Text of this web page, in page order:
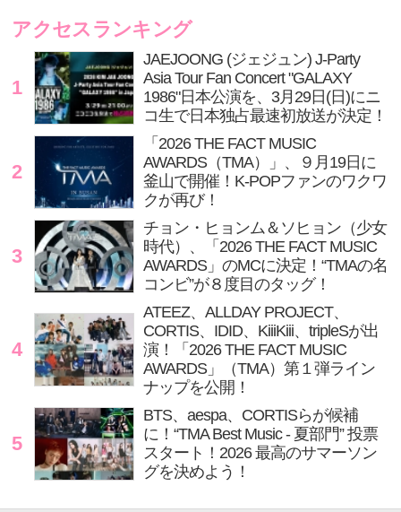
アクセスランキング
1
JAEJOONG (ジェジュン) J-Party
Asia Tour Fan Concert "GALAXY
1986"日本公演を、3月29日(日)にニ
コ生で日本独占最速初放送が決定！
2
「2026 THE FACT MUSIC
AWARDS（TMA）」、９月19日に
釜山で開催！K-POPファンのワクワ
クが再び！
3
チョン・ヒョンム＆ソヒョン（少女
時代）、「2026 THE FACT MUSIC
AWARDS」のMCに決定！“TMAの名
コンビ”が８度目のタッグ！
4
ATEEZ、ALLDAY PROJECT、
CORTIS、IDID、KiiiKiii、tripleSが出
演！「2026 THE FACT MUSIC
AWARDS」（TMA）第１弾ライン
ナップを公開！
5
BTS、aespa、CORTISらが候補
に！“TMA Best Music - 夏部門” 投票
スタート！2026 最高のサマーソン
グを決めよう！